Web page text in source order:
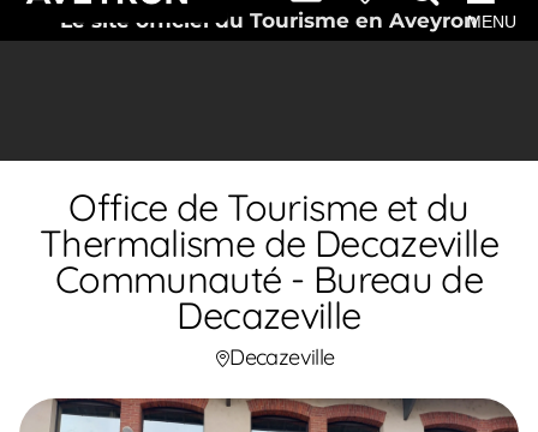
Le site officiel du Tourisme en AveyronMENU
Office de Tourisme et du
Thermalisme de Decazeville
Communauté - Bureau de
Decazeville
Decazeville